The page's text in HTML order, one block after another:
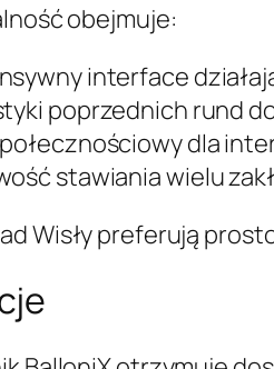
obejmuje:
interface
poprzednich rund
dla
stawiania wielu
Wisły preferują